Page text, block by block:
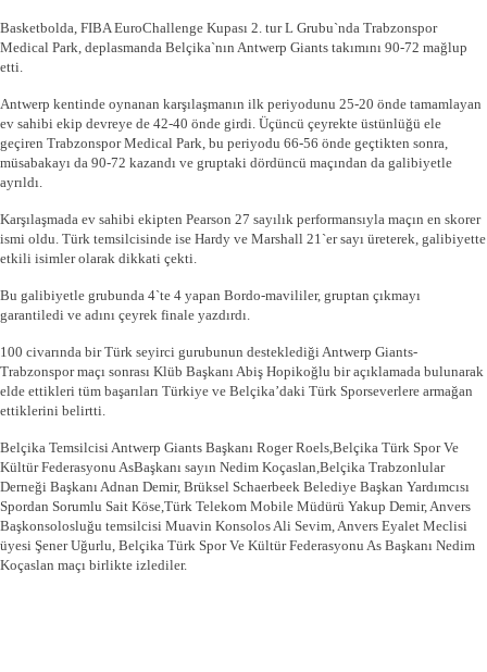
Basketbolda, FIBA EuroChallenge Kupası 2. tur L Grubu`nda Trabzonspor
Medical Park, deplasmanda Belçika`nın Antwerp Giants takımını 90-72 mağlup
etti.
Antwerp kentinde oynanan karşılaşmanın ilk periyodunu 25-20 önde tamamlayan
ev sahibi ekip devreye de 42-40 önde girdi. Üçüncü çeyrekte üstünlüğü ele
geçiren Trabzonspor Medical Park, bu periyodu 66-56 önde geçtikten sonra,
müsabakayı da 90-72 kazandı ve gruptaki dördüncü maçından da galibiyetle
ayrıldı.
Karşılaşmada ev sahibi ekipten Pearson 27 sayılık performansıyla maçın en skorer
ismi oldu. Türk temsilcisinde ise Hardy ve Marshall 21`er sayı üreterek, galibiyette
etkili isimler olarak dikkati çekti.
Bu galibiyetle grubunda 4`te 4 yapan Bordo-mavililer, gruptan çıkmayı
garantiledi ve adını çeyrek finale yazdırdı.
100 civarında bir Türk seyirci gurubunun desteklediği Antwerp Giants-
Trabzonspor maçı sonrası Klüb Başkanı Abiş Hopikoğlu bir açıklamada bulunarak
elde ettikleri tüm başarıları Türkiye ve Belçika’daki Türk Sporseverlere armağan
ettiklerini belirtti.
Belçika Temsilcisi Antwerp Giants Başkanı Roger Roels,Belçika Türk Spor Ve
Kültür Federasyonu AsBaşkanı sayın Nedim Koçaslan,Belçika Trabzonlular
Derneği Başkanı Adnan Demir, Brüksel Schaerbeek Belediye Başkan Yardımcısı
Spordan Sorumlu Sait Köse,Türk Telekom Mobile Müdürü Yakup Demir, Anvers
Başkonsolosluğu temsilcisi Muavin Konsolos Ali Sevim, Anvers Eyalet Meclisi
üyesi Şener Uğurlu, Belçika Türk Spor Ve Kültür Federasyonu As Başkanı Nedim
Koçaslan maçı birlikte izlediler.